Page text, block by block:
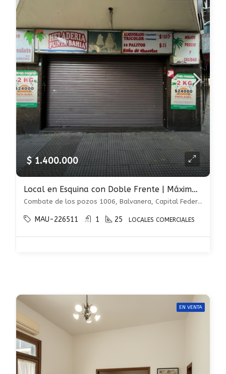
$ 1.400.000
Local en Esquina con Doble Frente | Máxima Visibilidad.
Combate de los pozos 1006, Balvanera, Capital Federal
MAU-226511 1 25 LOCALES COMERCIALES
EN VENTA